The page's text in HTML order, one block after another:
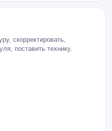
скорректировать,
поставить технику.